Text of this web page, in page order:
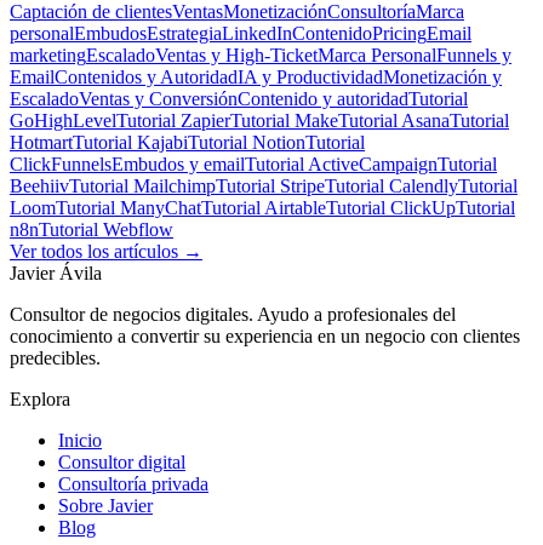
Captación de clientesVentasMonetizaciónConsultoríaMarca
personalEmbudosEstrategiaLinkedInContenidoPricingEmail
marketingEscaladoVentas y High-TicketMarca PersonalFunnels y
EmailContenidos y AutoridadIA y ProductividadMonetización y
EscaladoVentas y ConversiónContenido y autoridadTutorial
GoHighLevelTutorial ZapierTutorial MakeTutorial AsanaTutorial
HotmartTutorial KajabiTutorial NotionTutorial
ClickFunnelsEmbudos y emailTutorial ActiveCampaignTutorial
BeehiivTutorial MailchimpTutorial StripeTutorial CalendlyTutorial
LoomTutorial ManyChatTutorial AirtableTutorial ClickUpTutorial
n8nTutorial Webflow
Ver todos los artículos →
Javier Ávila
Consultor de negocios digitales. Ayudo a profesionales del
conocimiento a convertir su experiencia en un negocio con clientes
predecibles.
Explora
Inicio
Consultor digital
Consultoría privada
Sobre Javier
Blog